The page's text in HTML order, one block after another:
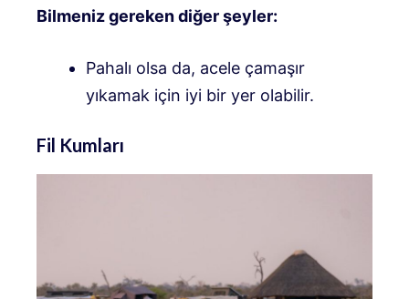
Bilmeniz gereken diğer şeyler:
Pahalı olsa da, acele çamaşır
yıkamak için iyi bir yer olabilir.
Fil Kumları